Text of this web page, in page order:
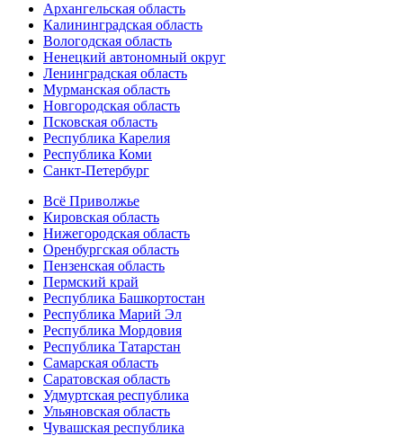
Архангельская область
Калининградская область
Вологодская область
Ненецкий автономный округ
Ленинградская область
Мурманская область
Новгородская область
Псковская область
Республика Карелия
Республика Коми
Санкт-Петербург
Всё Приволжье
Кировская область
Нижегородская область
Оренбургская область
Пензенская область
Пермский край
Республика Башкортостан
Республика Марий Эл
Республика Мордовия
Республика Татарстан
Самарская область
Саратовская область
Удмуртская республика
Ульяновская область
Чувашская республика